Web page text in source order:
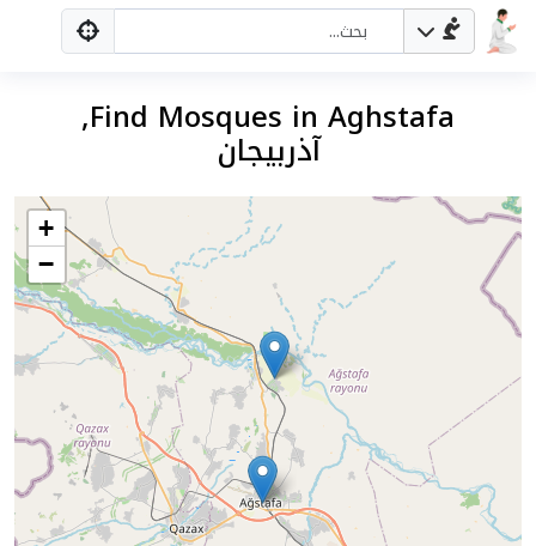
Find Mosques in Aghstafa,
آذربيجان
+
−